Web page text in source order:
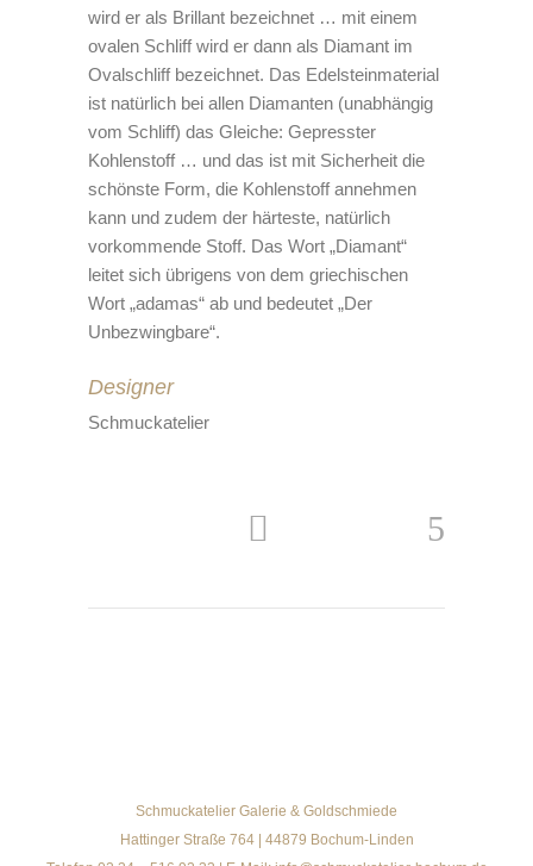
wird er als Brillant bezeichnet … mit einem
ovalen Schliff wird er dann als Diamant im
Ovalschliff bezeichnet. Das Edelsteinmaterial
ist natürlich bei allen Diamanten (unabhängig
vom Schliff) das Gleiche: Gepresster
Kohlenstoff … und das ist mit Sicherheit die
schönste Form, die Kohlenstoff annehmen
kann und zudem der härteste, natürlich
vorkommende Stoff. Das Wort „Diamant“
leitet sich übrigens von dem griechischen
Wort „adamas“ ab und bedeutet „Der
Unbezwingbare“.
Designer
Schmuckatelier
Schmuckatelier Galerie & Goldschmiede
Hattinger Straße 764 | 44879 Bochum-Linden